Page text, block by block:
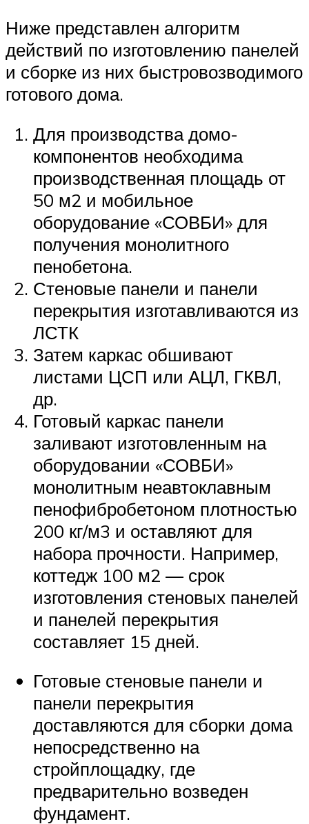
Ниже представлен алгоритм
действий по изготовлению панелей
и сборке из них быстровозводимого
готового дома.
Для производства домо-
компонентов необходима
производственная площадь от
50 м2 и мобильное
оборудование «СОВБИ» для
получения монолитного
пенобетона.
Стеновые панели и панели
перекрытия изготавливаются из
ЛСТК
Затем каркас обшивают
листами ЦСП или АЦЛ, ГКВЛ,
др.
Готовый каркас панели
заливают изготовленным на
оборудовании «СОВБИ»
монолитным неавтоклавным
пенофибробетоном плотностью
200 кг/м3 и оставляют для
набора прочности. Например,
коттедж 100 м2 — срок
изготовления стеновых панелей
и панелей перекрытия
составляет 15 дней.
Готовые стеновые панели и
панели перекрытия
доставляются для сборки дома
непосредственно на
стройплощадку, где
предварительно возведен
фундамент.